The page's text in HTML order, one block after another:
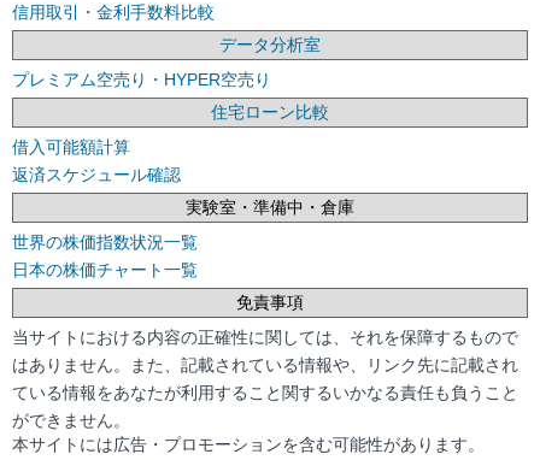
信用取引・金利手数料比較
データ分析室
プレミアム空売り・HYPER空売り
住宅ローン比較
借入可能額計算
返済スケジュール確認
実験室・準備中・倉庫
世界の株価指数状況一覧
日本の株価チャート一覧
免責事項
当サイトにおける内容の正確性に関しては、それを保障するもので
はありません。また、記載されている情報や、リンク先に記載され
ている情報をあなたが利用すること関するいかなる責任も負うこと
ができません。
本サイトには広告・プロモーションを含む可能性があります。